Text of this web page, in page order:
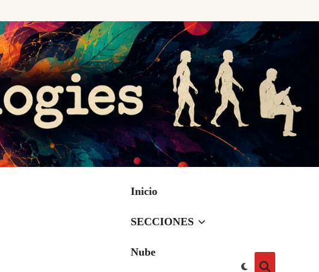
Inicio
SECCIONES
Nube
Cambiar
Abrir